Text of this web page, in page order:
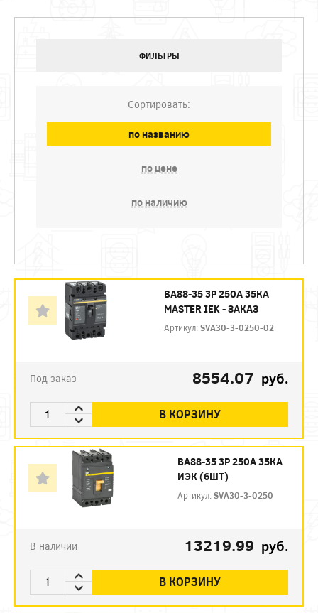
ФИЛЬТРЫ
Сортировать:
по названию
по цене
по наличию
ВА88-35 3P 250А 35КА
MASTER IEK - ЗАКАЗ
Артикул:SVA30-3-0250-02
Под заказ 8554.07 руб.
В КОРЗИНУ
ВА88-35 3P 250А 35КА
ИЭК (6ШТ)
Артикул:SVA30-3-0250
В наличии 13219.99 руб.
В КОРЗИНУ